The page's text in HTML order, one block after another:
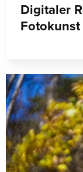
Digitaler
Fotokunst